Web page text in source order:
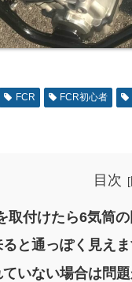
FCR FCR初心者
目次
取付けたら6気筒
と通っぽく見えま
いない場合は問